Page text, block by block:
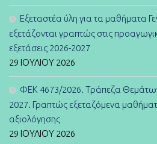
Εξεταστέα ύλη για τα μαθήματα
εξετάζονται γραπτώς στις
εξετάσεις 2026-2027
29 ΙΟΥΛΊΟΥ 2026
ΦΕΚ 4673/2026. Τράπεζα
2027. Γραπτώς εξεταζόμενα
αξιολόγησης
29 ΙΟΥΛΊΟΥ 2026